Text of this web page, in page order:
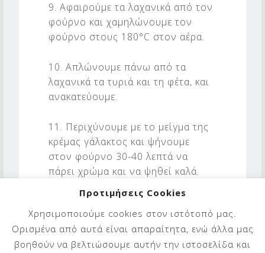
9. Αφαιρούμε τα λαχανικά από τον
φούρνο και χαμηλώνουμε τον
φούρνο στους 180°C στον αέρα.
10. Απλώνουμε πάνω από τα
λαχανικά τα τυριά και τη φέτα, και
ανακατεύουμε.
11. Περιχύνουμε με το μείγμα της
κρέμας γάλακτος και ψήνουμε
στον φούρνο 30-40 λεπτά να
πάρει χρώμα και να ψηθεί καλά.
12. Αφαιρούμε το σκεύος από τον
φούρνο και το αφήνουμε για λίγο
στην άκρη να κρυώσει. Κόβουμε
σε κομμάτια και σερβίρουμε.
Προτιμήσεις Cookies
Χρησιμοποιούμε cookies στον ιστότοπό μας.
Ορισμένα από αυτά είναι απαραίτητα, ενώ άλλα μας
βοηθούν να βελτιώσουμε αυτήν την ιστοσελίδα και